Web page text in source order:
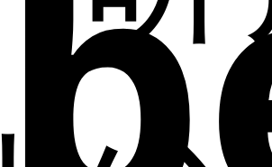
电话：027-87003715
地址：武汉市东湖新技术开发区
666号